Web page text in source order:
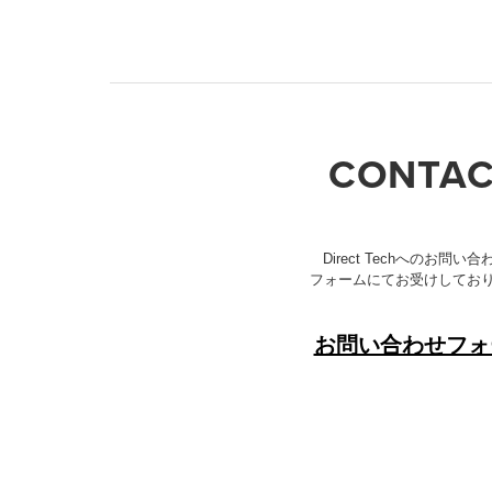
Direct Techへのお問い合
フォームにてお受けしており
お問い合わせフ